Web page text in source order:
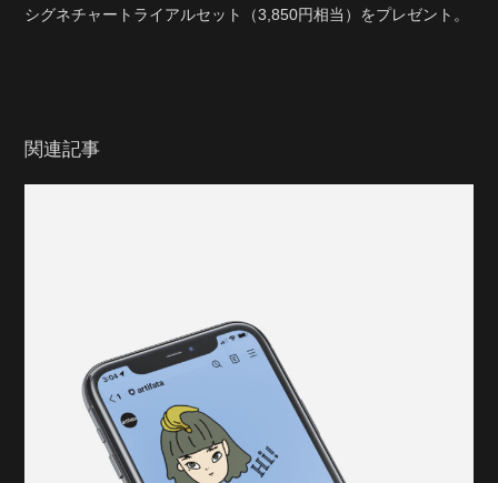
シグネチャートライアルセット（3,850円相当）をプレゼント。
関連記事